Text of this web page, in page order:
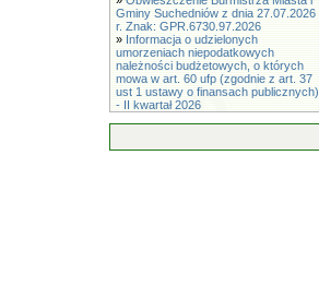
Gminy Suchedniów z dnia 27.07.2026
r. Znak: GPR.6730.97.2026
» Informacja o udzielonych
umorzeniach niepodatkowych
należności budżetowych, o których
mowa w art. 60 ufp (zgodnie z art. 37
ust 1 ustawy o finansach publicznych)
- II kwartał 2026